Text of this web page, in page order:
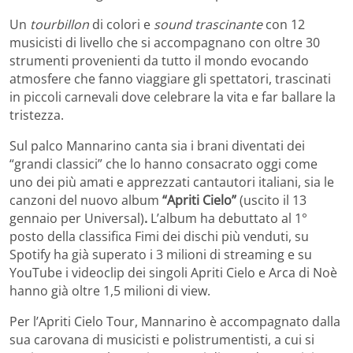
Un tourbillon di colori e sound trascinantecon 12
musicisti di livello che si accompagnano con oltre 30
strumenti provenienti da tutto il mondo evocando
atmosfere che fanno viaggiare gli spettatori, trascinati
in piccoli carnevali dove celebrare la vita e far ballare la
tristezza.
Sul palco Mannarino canta sia i brani diventati dei
“grandi classici” che lo hanno consacrato oggi come
uno dei più amati e apprezzati cantautori italiani, sia le
canzoni del nuovo album “Apriti Cielo”(uscito il 13
gennaio per Universal). L’album ha debuttato al 1°
posto della classifica Fimi dei dischi più venduti, su
Spotify ha già superato i 3 milioni di streaming e su
YouTube i videoclip dei singoli Apriti Cielo e Arca di Noè
hanno già oltre 1,5 milioni di view.
Per l’Apriti Cielo Tour, Mannarino è accompagnato dalla
sua carovana di musicisti e polistrumentisti, a cui si